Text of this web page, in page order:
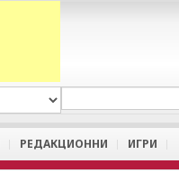
РЕДАКЦИОННИ ИГРИ